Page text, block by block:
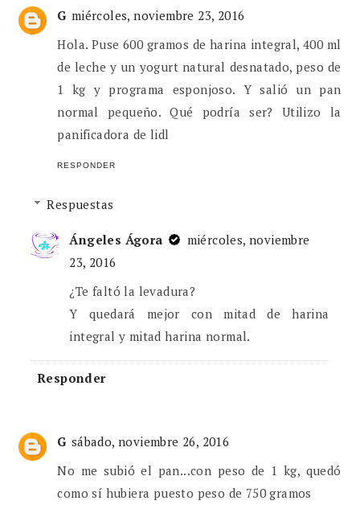
G miércoles, noviembre 23, 2016
Hola. Puse 600 gramos de harina integral, 400 ml
de leche y un yogurt natural desnatado, peso de
1 kg y programa esponjoso. Y salió un pan
normal pequeño. Qué podría ser? Utilizo la
panificadora de lidl
RESPONDER
Respuestas
Ángeles Ágora
miércoles, noviembre
23, 2016
¿Te faltó la levadura?
Y quedará mejor con mitad de harina
integral y mitad harina normal.
Responder
G sábado, noviembre 26, 2016
No me subió el pan...con peso de 1 kg, quedó
como sí hubiera puesto peso de 750 gramos